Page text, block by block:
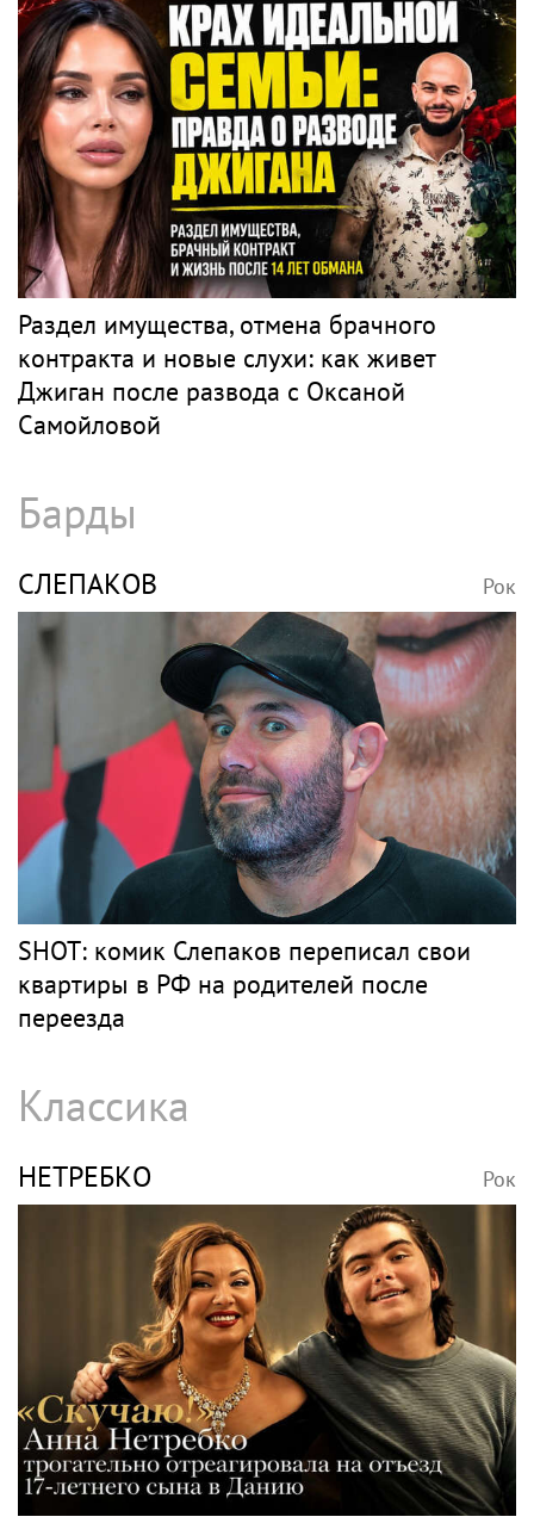
Раздел имущества, отмена брачного
контракта и новые слухи: как живет
Джиган после развода с Оксаной
Самойловой
Барды
СЛЕПАКОВ Рок
SHOT: комик Слепаков переписал свои
квартиры в РФ на родителей после
переезда
Классика
НЕТРЕБКО Рок